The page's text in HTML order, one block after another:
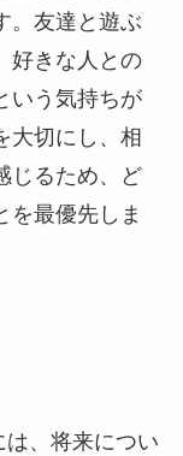
。友達と遊ぶ
好きな人との
いう気持ちが
大切にし、相
じるため、ど
を最優先しま
、将来につい